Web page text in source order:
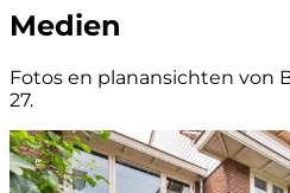
Medien
Fotos en planansichten von
27.